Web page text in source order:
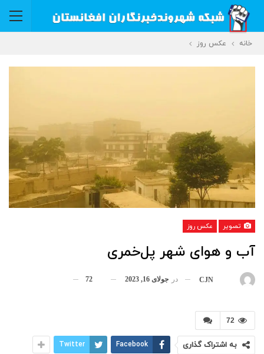
خانه عکس روز
تصویر عکس روز
آب‌ و هوای شهر پل‌خمری
CJN در جولای 16, 2023 72
72
به اشتراک گذاری Facebook
Twitter